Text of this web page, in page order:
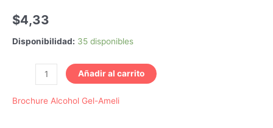
$4,33
Disponibilidad: 35 disponibles
Manzanilla
Añadir al carrito
Brochure Alcohol Gel-Ameli